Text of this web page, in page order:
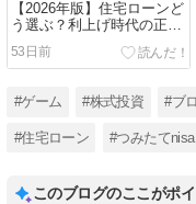
【2026年版】住宅ローンど
う選ぶ？利上げ時代の正解
53日前
#ゲーム #株式投資 #ブ
#住宅ローン #つみたてnisa
このブログのここがポ